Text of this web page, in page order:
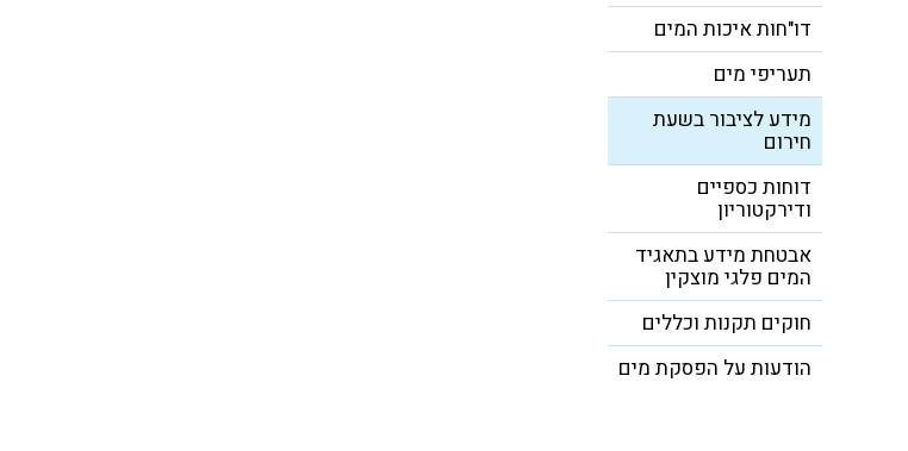
דו"חות איכות המים
תעריפי מים
מידע לציבור בשעת
חירום
דוחות כספיים
ודירקטוריון
אבטחת מידע בתאגיד
המים פלגי מוצקין
חוקים תקנות וכללים
הודעות על הפסקת מים